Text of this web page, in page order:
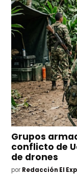
Grupos
conflicto de
de drones
por Redacción El